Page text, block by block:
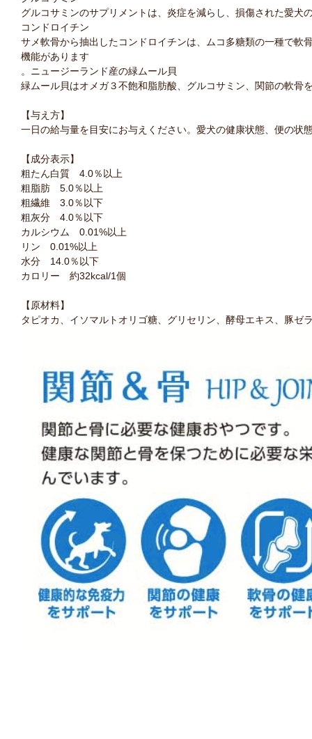
グルコサミンのサプリメントは、炎症を減らし、損傷された愛犬
コンドロイチン
サメ軟骨から抽出したコンドロイチンは、ムコ多糖類の一種で
機能があります
。ニュージーランド産の緑ムール貝
緑ムール貝はオメガ３不飽和脂肪酸、グルコサミン、関節の軟
【与え方】
一日の給与量を目安にお与えください。愛犬の健康状態、便の
【成分表示】
粗たん白質 4.0％以上
粗脂肪 5.0％以上
粗繊維 3.0％以下
粗灰分 4.0％以下
カルシウム 0.01%以上
リン 0.01%以上
水分 14.0％以下
カロリー 約32kcal/1個
【原材料】
タピオカ、イソマルトオリゴ糖、グリセリン、酵母エキス、豚